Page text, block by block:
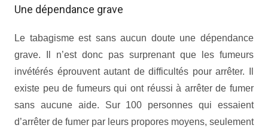
Une dépendance grave
Le tabagisme est sans aucun doute une dépendance
grave. Il n’est donc pas surprenant que les fumeurs
invétérés éprouvent autant de difficultés pour arrêter. Il
existe peu de fumeurs qui ont réussi à arrêter de fumer
sans aucune aide. Sur 100 personnes qui essaient
d’arrêter de fumer par leurs propores moyens, seulement